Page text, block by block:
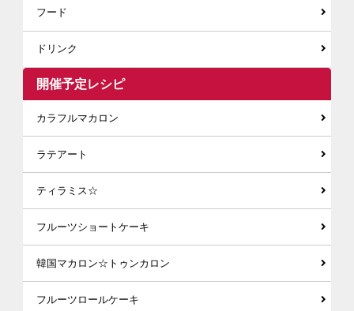
フード
ドリンク
開催予定レシピ
カラフルマカロン
ラテアート
ティラミス☆
フルーツショートケーキ
韓国マカロン☆トゥンカロン
フルーツロールケーキ